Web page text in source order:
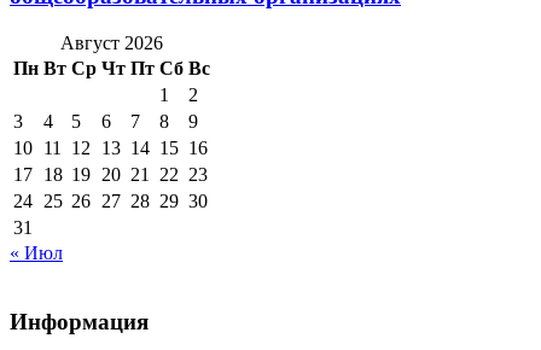
Август 2026
Пн Вт Ср Чт Пт Сб Вс
1
2
3
4 5 6 7 8
9
10 11 12 13 14 15 16
17 18 19 20 21 22 23
24 25 26 27 28 29 30
31
« Июл
Информация